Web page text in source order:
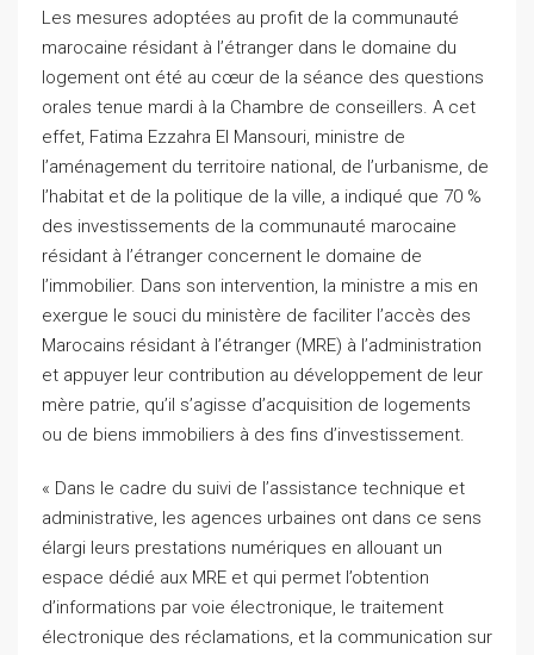
Les mesures adoptées au profit de la communauté
marocaine résidant à l’étranger dans le domaine du
logement ont été au cœur de la séance des questions
orales tenue mardi à la Chambre de conseillers. A cet
effet, Fatima Ezzahra El Mansouri, ministre de
l’aménagement du territoire national, de l’urbanisme, de
l’habitat et de la politique de la ville, a indiqué que 70 %
des investissements de la communauté marocaine
résidant à l’étranger concernent le domaine de
l’immobilier. Dans son intervention, la ministre a mis en
exergue le souci du ministère de faciliter l’accès des
Marocains résidant à l’étranger (MRE) à l’administration
et appuyer leur contribution au développement de leur
mère patrie, qu’il s’agisse d’acquisition de logements
ou de biens immobiliers à des fins d’investissement.
« Dans le cadre du suivi de l’assistance technique et
administrative, les agences urbaines ont dans ce sens
élargi leurs prestations numériques en allouant un
espace dédié aux MRE et qui permet l’obtention
d’informations par voie électronique, le traitement
électronique des réclamations, et la communication sur